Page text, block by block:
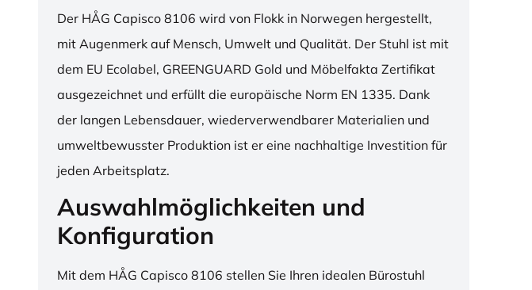
Der HÅG Capisco 8106 wird von Flokk in Norwegen hergestellt,
mit Augenmerk auf Mensch, Umwelt und Qualität. Der Stuhl ist mit
dem EU Ecolabel, GREENGUARD Gold und Möbelfakta Zertifikat
ausgezeichnet und erfüllt die europäische Norm EN 1335. Dank
der langen Lebensdauer, wiederverwendbarer Materialien und
umweltbewusster Produktion ist er eine nachhaltige Investition für
jeden Arbeitsplatz.
Auswahlmöglichkeiten und
Konfiguration
Mit dem HÅG Capisco 8106 stellen Sie Ihren idealen Bürostuhl